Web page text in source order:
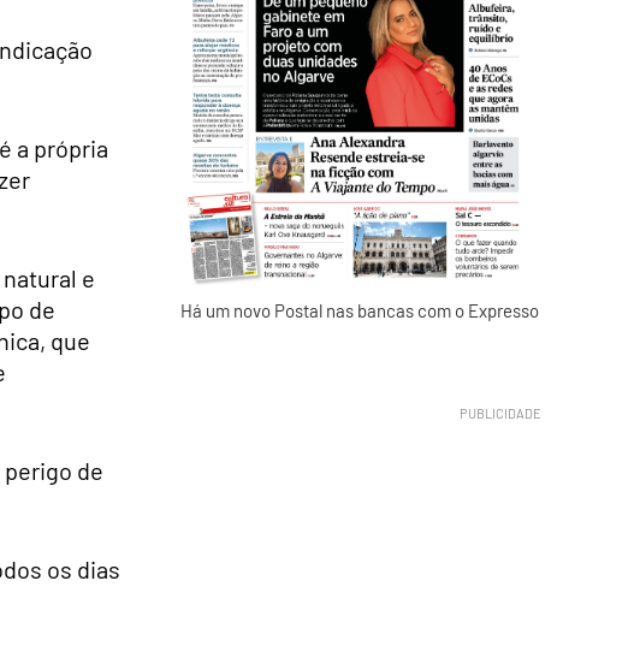
a própria
e
de
que
de
os dias
Há um novo Postal nas bancas com o Expresso